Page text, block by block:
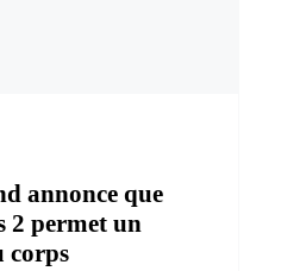
annonce que
2 permet un
corps